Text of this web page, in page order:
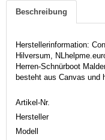
Beschreibung
Herstellerinformation:
Hilversum,
Herren-Schnürboot
besteht aus Canvas und
Artikel-Nr.
Hersteller
Modell